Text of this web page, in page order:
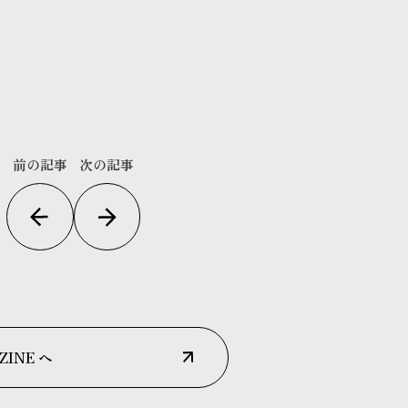
前の記事 次の記事
へ